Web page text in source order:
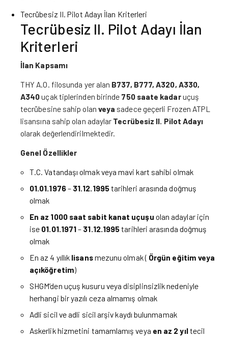
Tecrübesiz II. Pilot Adayı İlan Kriterleri
Tecrübesiz II. Pilot Adayı İlan
Kriterleri
İlan Kapsamı
THY A.O. filosunda yer alan B737, B777, A320, A330,
A340uçak tiplerinden birinde 750 saate kadaruçuş
tecrübesine sahip olan veya sadece geçerli Frozen ATPL
lisansına sahip olan adaylar Tecrübesiz II. Pilot Adayı
olarak değerlendirilmektedir.
Genel Özellikler
T.C. Vatandaşı olmak veya mavi kart sahibi olmak
01.01.1976– 31.12.1995tarihleri arasında doğmuş
olmak
En az 1000 saat sabit kanat uçuşu olan adaylar için
ise 01.01.1971– 31.12.1995tarihleri arasında doğmuş
olmak
En az 4 yıllık lisansmezunu olmak ( Örgün eğitim veya
açıköğretim)
SHGM’den uçuş kusuru veya disiplinsizlik nedeniyle
herhangi bir yazılı ceza almamış olmak
Adli sicil ve adli sicil arşiv kaydı bulunmamak
Askerlik hizmetini tamamlamış veya en az 2 yıltecil